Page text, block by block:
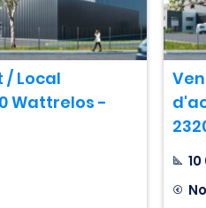
/ Local
Wattrelos -